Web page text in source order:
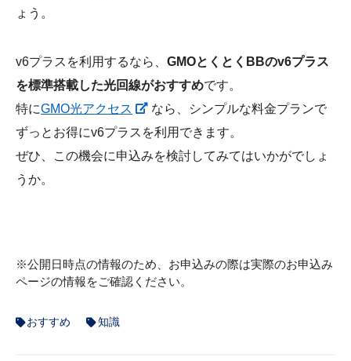
ょう。
v6プラスを利用するなら、 GMOとくとくBBのv6プラス
を標準搭載した光回線がおすすめです。
特にGMO光アクセス
なら、シンプルな料金プランで
ずっとお得にv6プラスを利用できます。
ぜひ、この機会に申込みを検討してみてはいかがでしょ
うか。
※公開日時点の情報のため、お申込みの際は実際のお申込み
ページの情報をご確認ください。
おすすめ 知識